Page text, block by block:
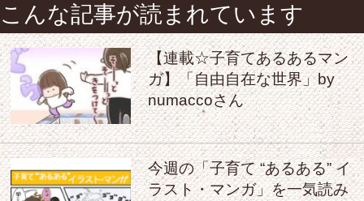
こんな記事が読まれています
【連載☆子育てあるあるマン
ガ】「自由自在な世界」by
numaccoさん
今週の「子育て “あるある” イ
ラスト・マンガ」を一気読み